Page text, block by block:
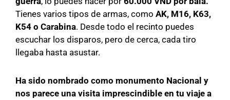
Tienes varios tipos de armas, como AK, M16, K63,
K54 o Carabina. Desde todo el recinto puedes
escuchar los disparos, pero de cerca, cada tiro
llegaba hasta asustar.
Ha sido nombrado como monumento Nacional y
nos parece una visita imprescindible en tu viaje a